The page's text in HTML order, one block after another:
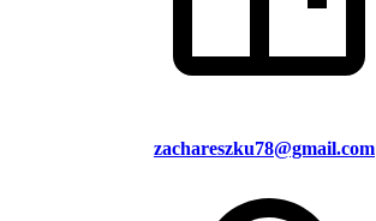
zachareszku78@gmail.com